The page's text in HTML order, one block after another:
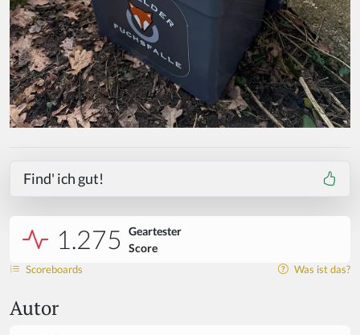
Find' ich gut!
1.275
Geartester
Score
Scoreboards Was ist das?
Autor